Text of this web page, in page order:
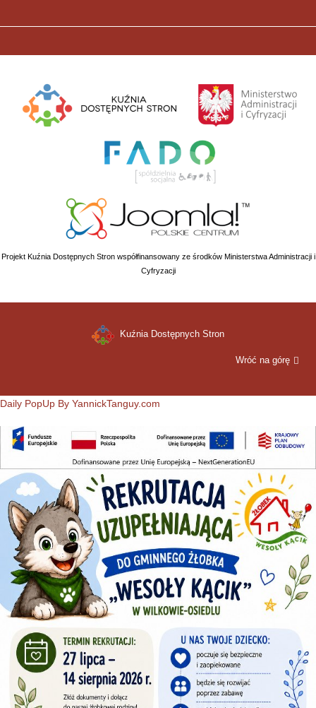
Projekt Kuźnia Dostępnych Stron współfinansowany ze środków Ministerstwa Administracji i
Cyfryzacji
Kuźnia Dostępnych Stron
Wróć na górę
Daily PopUp By YannickTanguy.com